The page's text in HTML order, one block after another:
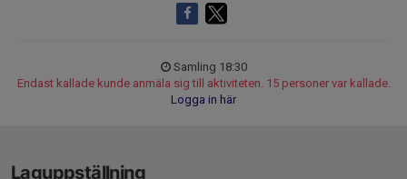
Samling 18:30
Endast kallade kunde anmäla sig till aktiviteten. 15 personer var kallade.
Logga in här
Laguppställning